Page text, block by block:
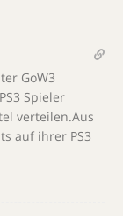
GoW3
Spieler
verteilen.Aus
auf ihrer PS3